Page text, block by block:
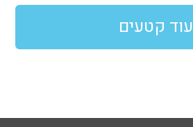
עוד קטעים